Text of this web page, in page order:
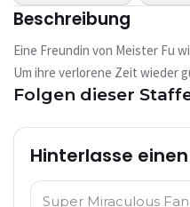
Erneut
Beschreibung
Eine Freundin von Meister Fu
Um ihre verlorene Zeit wieder
anderen!
Folgen dieser
Hinterlasse
Name: *